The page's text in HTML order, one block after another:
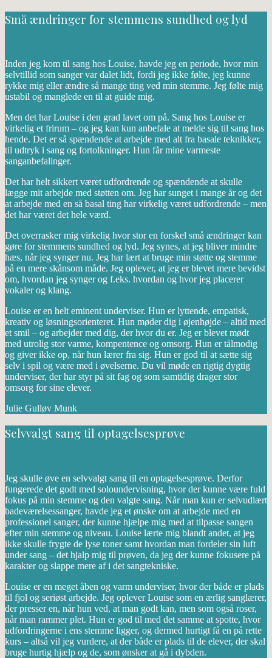
Små ændringer for stemmens sundhed og lyd
Inden jeg kom til sang hos Louise, havde jeg en periode, hvor min
selvtillid som sanger var dalet lidt, fordi jeg ikke følte, jeg kunne
rykke mig eller ændre så mange ting ved min stemme. Jeg følte mig
ustabil og manglede en til at guide mig.
Men det har Louise i den grad lavet om på. Sang hos Louise er
virkelig et frirum – og jeg kan kun anbefale at melde sig til sang hos
hende. Det er så spændende at arbejde med alt fra basale teknikker,
til udtryk i sang og fortolkninger. Hun får mine varmeste
sanganbefalinger.
Det har helt sikkert været udfordrende og spændende at skulle
lægge mit arbejde med støtten om. Jeg har sunget i mange år og det
at arbejde med en så basal ting har virkelig været udfordrende – men
det har været det hele værd.
Det overrasker mig virkelig hvor stor en forskel små ændringer kan
gøre for stemmens sundhed og lyd. Jeg synes, at jeg bliver mindre
hæs, når jeg synger nu. Jeg har lært at bruge min støtte og stemme
på en mere skånsom måde. Jeg oplever, at jeg er blevet mere bevidst
om, hvordan jeg synger og f.eks. hvordan og hvor jeg placerer
vokaler og klang.
Louise er en helt eminent underviser. Hun er lyttende, empatisk,
kreativ og løsningsorienteret. Hun møder dig i øjenhøjde – altid med
et smil – og arbejder med dig, der hvor du er. Jeg er blevet mødt
med utrolig stor varme, kompentence og omsorg. Hun er tålmodig
og giver ikke op, når hun lærer fra sig. Hun er god til at sætte sig
selv i spil og være med i øvelserne. Du vil møde en rigtig dygtig
underviser, der har styr på sit fag og som samtidig drager stor
omsorg for sine elever.
Julie Gulløv Munk
Selvvalgt sang til optagelsesprøve
Jeg skulle øve en selvvalgt sang til en optagelsesprøve. Derfor
fungerede det godt med soloundervisning, hvor der kunne være fuld
fokus på min stemme og den valgte sang. Når man kun er selvudlært
badeværelsessanger, havde jeg et ønske om at arbejde med en
professionel sanger, der kunne hjælpe mig med at tilpasse sangen
efter min stemme og niveau. Louise lærte mig blandt andet, at jeg
ikke skulle frygte de lyse toner samt hvordan man fordeler sin luft
under sang – det hjalp mig til prøven, da jeg der kunne fokusere på
karakter og slappe mere af i det sangtekniske.
Louise er en meget åben og varm underviser, hvor der både er plads
til fjol og seriøst arbejde. Jeg oplever Louise som en ærlig sanglærer,
der presser en, når hun ved, at man godt kan, men som også roser,
når man rammer plet. Hun er god til med det samme at spotte, hvor
udfordringerne i ens stemme ligger, og dermed hurtigt få en på rette
kurs – altså vil jeg vurdere, at der både er plads til de elever, der skal
bruge hurtig hjælp og de, som ønsker at gå i dybden.